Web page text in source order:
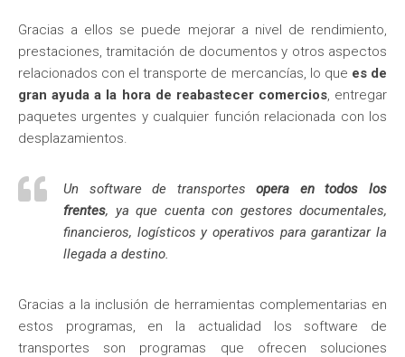
Gracias a ellos se puede mejorar a nivel de rendimiento,
prestaciones, tramitación de documentos y otros aspectos
relacionados con el transporte de mercancías, lo que es de
gran ayuda a la hora de reabastecer comercios, entregar
paquetes urgentes y cualquier función relacionada con los
desplazamientos.
Un software de transportesopera en todos los
frentes, ya que cuenta con gestores documentales,
financieros, logísticos y operativos para garantizar la
llegada a destino.
Gracias a la inclusión de herramientas complementarias en
estos programas, en la actualidad los software de
transportes son programas que ofrecen soluciones